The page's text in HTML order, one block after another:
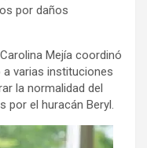
por daños
Mejía coordinó
varias instituciones
la normalidad del
por el huracán Beryl.